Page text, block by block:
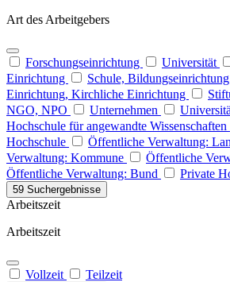
Art des Arbeitgebers
Forschungseinrichtung Universität
Einrichtung
Schule, Bildungseinrichtung
Einrichtung, Kirchliche Einrichtung
NGO, NPO
Unternehmen
Hochschule für angewandte Wissenschaften
Hochschule
Öffentliche Verwaltung:
Verwaltung: Kommune
Öffentliche
Öffentliche Verwaltung: Bund
Private
59 Suchergebnisse
Arbeitszeit
Arbeitszeit
Vollzeit Teilzeit